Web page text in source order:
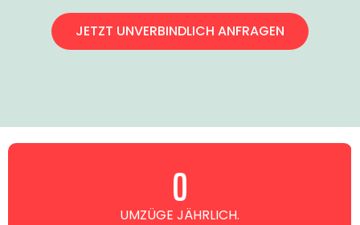
JETZT UNVERBINDLICH ANFRAGEN
UMZÜGE JÄHRLICH.
0